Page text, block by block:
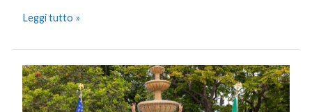
Leggi tutto »
Cultura
italiana
a